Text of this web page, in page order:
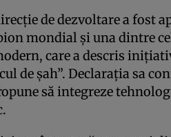
de dezvoltare a fost
mondial și una dintre
care a descris
de șah”. Declarația sa
să integreze